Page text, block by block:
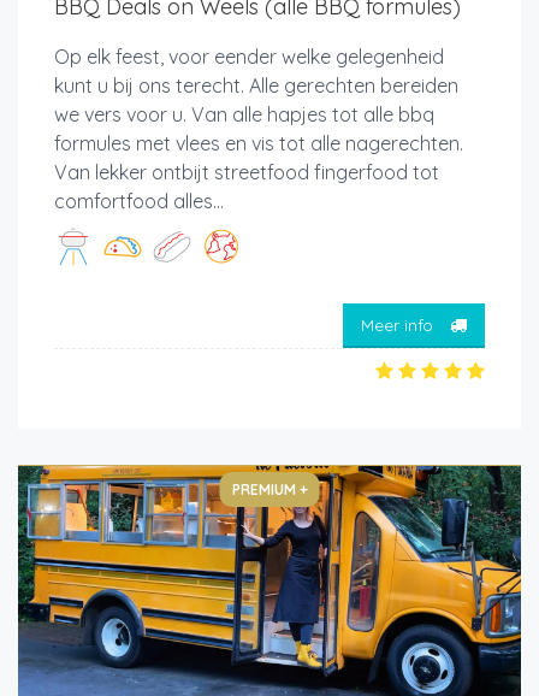
BBQ Deals on Weels (alle BBQ formules)
Op elk feest, voor eender welke gelegenheid
kunt u bij ons terecht. Alle gerechten bereiden
we vers voor u. Van alle hapjes tot alle bbq
formules met vlees en vis tot alle nagerechten.
Van lekker ontbijt streetfood fingerfood tot
comfortfood alles...
Meer info
PREMIUM +